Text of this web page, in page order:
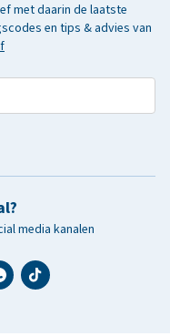
met daarin de laatste
en tips & advies van
media kanalen